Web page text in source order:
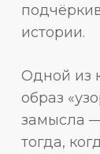
истории.
Одной из
образ
замысла
тогда,